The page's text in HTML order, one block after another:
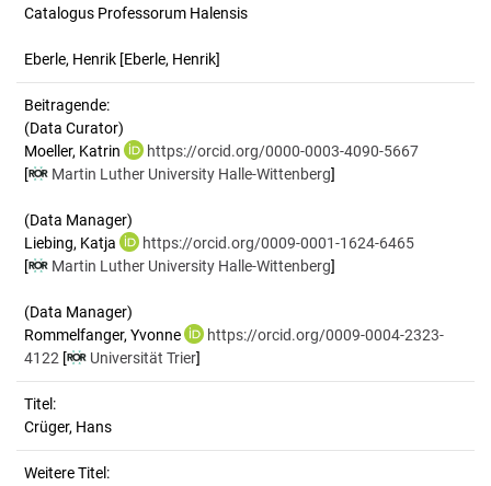
Catalogus Professorum Halensis
Eberle, Henrik [Eberle, Henrik]
Beitragende:
(Data Curator)
Moeller, Katrin
https://orcid.org/0000-0003-4090-5667
[
Martin Luther University Halle-Wittenberg]
(Data Manager)
Liebing, Katja
https://orcid.org/0009-0001-1624-6465
[
Martin Luther University Halle-Wittenberg]
(Data Manager)
Rommelfanger, Yvonne
https://orcid.org/0009-0004-2323-
4122 [ Universität Trier]
Titel:
Crüger, Hans
Weitere Titel: